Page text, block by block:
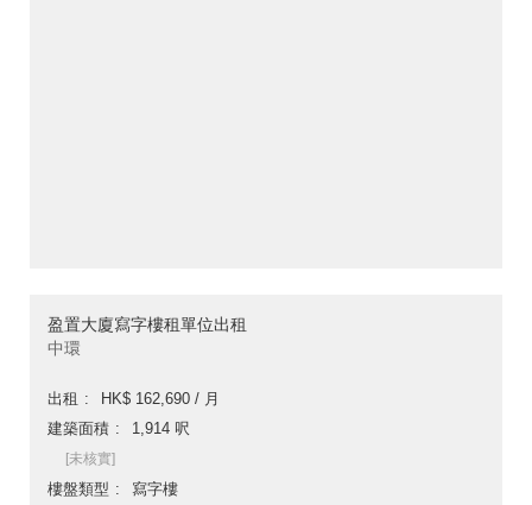
盈置大廈寫字樓租單位出租
中環
出租
HK$ 162,690 / 月
建築面積
1,914 呎
[未核實]
樓盤類型
寫字樓